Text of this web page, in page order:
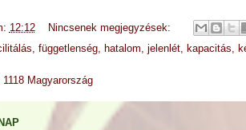
12:12
Nincsenek megjegyzések:
, függetlenség, hatalom, jelenlét, kapacitás,
Magyarország